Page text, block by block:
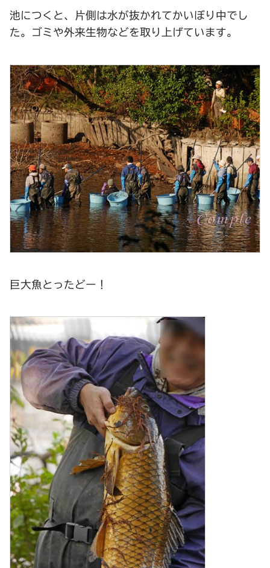
池につくと、片側は水が抜かれてかいぼり中でし
た。ゴミや外来生物などを取り上げています。
巨大魚とったどー！